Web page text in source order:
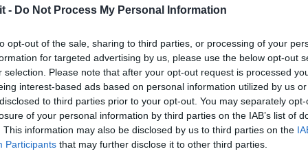
- Do Not Process My Personal Information
opt-out of the sale, sharing to third parties, or processing of your
for targeted advertising by us, please use the below opt-out
selection. Please note that after your opt-out request is processed
interest-based ads based on personal information utilized by us
to third parties prior to your opt-out. You may separately
of your personal information by third parties on the IAB’s list of
This information may also be disclosed by us to third parties on the
Participants that may further disclose it to other third parties.
di questo mondo per l’arrivo di questo gradito
per sempre la vostra vita. Congratulazioni!
Sono veramente felice per voi. Congratulazioni!